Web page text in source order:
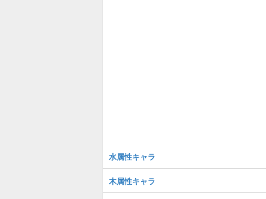
水属性キャラ
木属性キャラ